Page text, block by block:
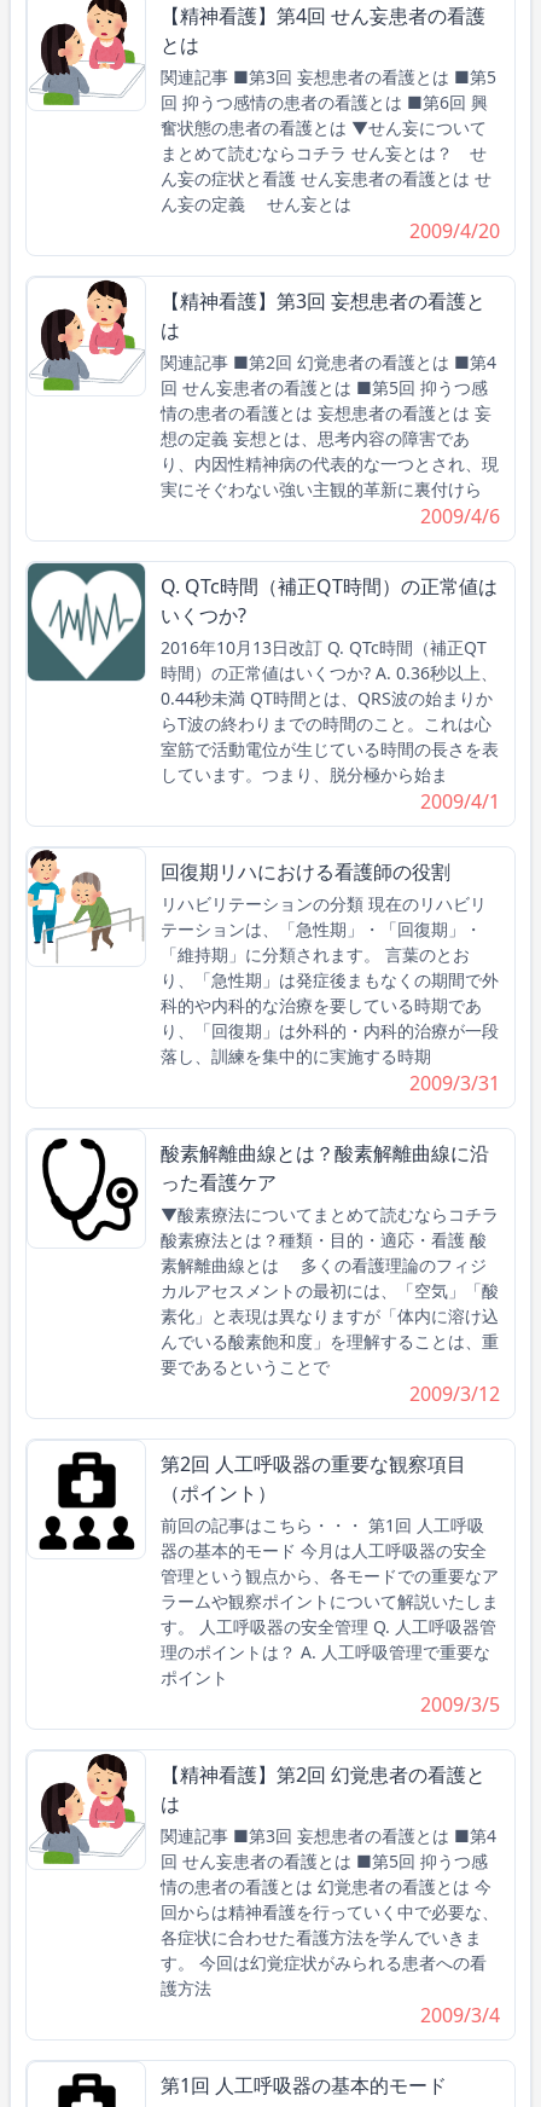
【精神看護】第4回 せん妄患者の看護
とは
関連記事 ■第3回 妄想患者の看護とは ■第5
回 抑うつ感情の患者の看護とは ■第6回 興
奮状態の患者の看護とは ▼せん妄について
まとめて読むならコチラ せん妄とは？ せ
ん妄の症状と看護 せん妄患者の看護とは せ
ん妄の定義 せん妄とは
2009/4/20
【精神看護】第3回 妄想患者の看護と
は
関連記事 ■第2回 幻覚患者の看護とは ■第4
回 せん妄患者の看護とは ■第5回 抑うつ感
情の患者の看護とは 妄想患者の看護とは 妄
想の定義 妄想とは、思考内容の障害であ
り、内因性精神病の代表的な一つとされ、現
実にそぐわない強い主観的革新に裏付けら
2009/4/6
Q. QTc時間（補正QT時間）の正常値は
いくつか?
2016年10月13日改訂 Q. QTc時間（補正QT
時間）の正常値はいくつか? A. 0.36秒以上、
0.44秒未満 QT時間とは、QRS波の始まりか
らT波の終わりまでの時間のこと。これは心
室筋で活動電位が生じている時間の長さを表
しています。つまり、脱分極から始ま
2009/4/1
回復期リハにおける看護師の役割
リハビリテーションの分類 現在のリハビリ
テーションは、「急性期」・「回復期」・
「維持期」に分類されます。 言葉のとお
り、「急性期」は発症後まもなくの期間で外
科的や内科的な治療を要している時期であ
り、「回復期」は外科的・内科的治療が一段
落し、訓練を集中的に実施する時期
2009/3/31
酸素解離曲線とは？酸素解離曲線に沿
った看護ケア
▼酸素療法についてまとめて読むならコチラ
酸素療法とは？種類・目的・適応・看護 酸
素解離曲線とは 多くの看護理論のフィジ
カルアセスメントの最初には、「空気」「酸
素化」と表現は異なりますが「体内に溶け込
んでいる酸素飽和度」を理解することは、重
要であるということで
2009/3/12
第2回 人工呼吸器の重要な観察項目
（ポイント）
前回の記事はこちら・・・ 第1回 人工呼吸
器の基本的モード 今月は人工呼吸器の安全
管理という観点から、各モードでの重要なア
ラームや観察ポイントについて解説いたしま
す。 人工呼吸器の安全管理 Q. 人工呼吸器管
理のポイントは？ A. 人工呼吸管理で重要な
ポイント
2009/3/5
【精神看護】第2回 幻覚患者の看護と
は
関連記事 ■第3回 妄想患者の看護とは ■第4
回 せん妄患者の看護とは ■第5回 抑うつ感
情の患者の看護とは 幻覚患者の看護とは 今
回からは精神看護を行っていく中で必要な、
各症状に合わせた看護方法を学んでいきま
す。 今回は幻覚症状がみられる患者への看
護方法
2009/3/4
第1回 人工呼吸器の基本的モード